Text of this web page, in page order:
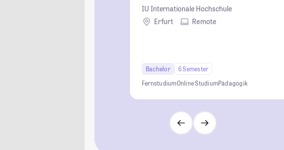
IU Internationale Hochschule
Erfurt
Remote
Bachelor
6 Semester
FernstudiumOnline StudiumPädagogik